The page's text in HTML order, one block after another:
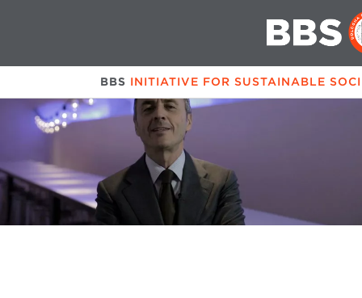
BBS INITIATIVE FOR SUSTAINABLE